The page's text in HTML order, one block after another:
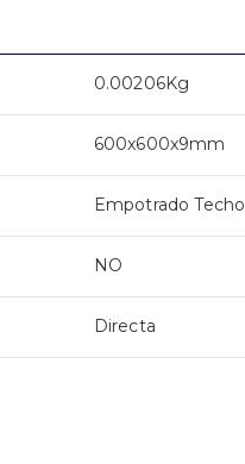
0.00206Kg
600x600x9mm
Empotrado Techo
NO
Directa